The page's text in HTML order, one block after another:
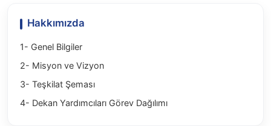
Hakkımızda
1- Genel Bilgiler
2- Misyon ve Vizyon
3- Teşkilat Şeması
4- Dekan Yardımcıları Görev Dağılımı